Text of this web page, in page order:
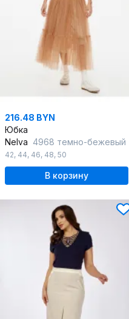
216.48 BYN
Юбка
Nelva 4968 темно-бежевый
42, 44, 46, 48, 50
В корзину